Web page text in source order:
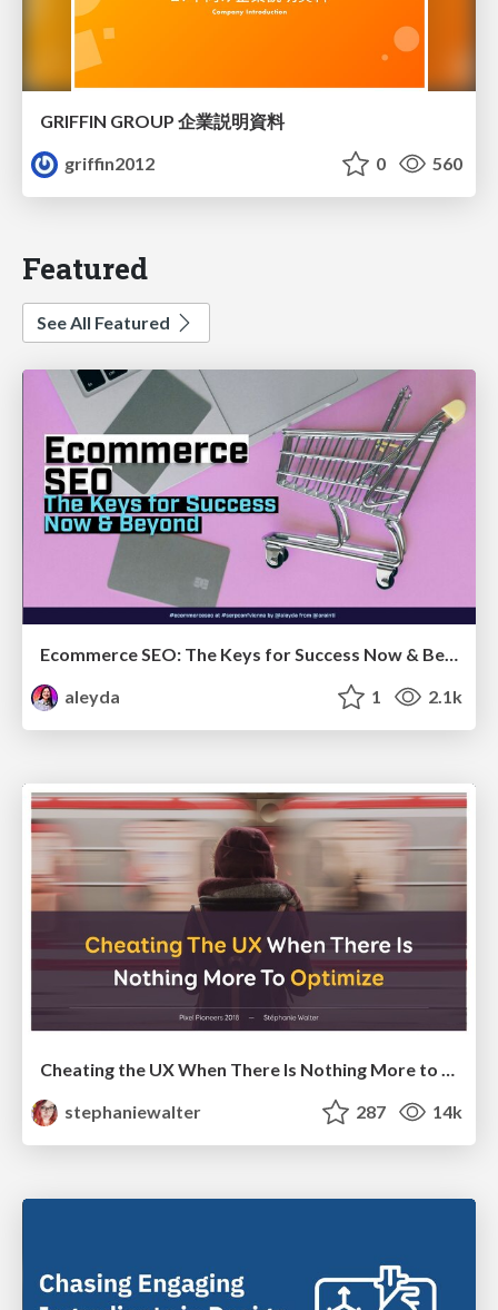
GRIFFIN GROUP 企業説明資料
griffin2012
0 560
Featured
See All Featured
Ecommerce SEO: The Keys for Success Now & Beyond - #SERPConf2024
aleyda
1 2.1k
Cheating the UX When There Is Nothing More to Optimize - PixelPioneers
stephaniewalter
287 14k